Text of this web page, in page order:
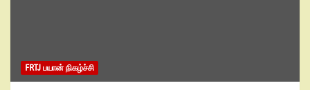
FRTJ பயான் நிகழ்ச்சி